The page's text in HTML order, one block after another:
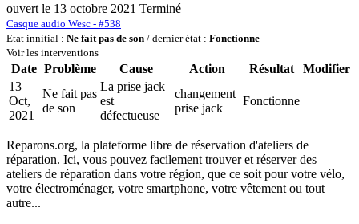
ouvert le 13 octobre 2021 Terminé
Casque audio Wesc - #538
Etat innitial : Ne fait pas de son / dernier état : Fonctionne
Voir les interventions
Date Problème Cause Action Résultat
Modifier
13
Oct,
2021
Ne fait pas
de son
La prise jack
est
défectueuse
changement
prise jack
Fonctionne
Reparons.org, la plateforme libre de réservation d'ateliers de
réparation. Ici, vous pouvez facilement trouver et réserver des
ateliers de réparation dans votre région, que ce soit pour votre vélo,
votre électroménager, votre smartphone, votre vêtement ou tout
autre...